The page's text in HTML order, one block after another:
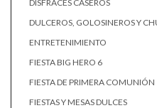
DISFRACES CASEROS
DULCEROS, GOLOSINEROS Y
ENTRETENIMIENTO
FIESTA BIG HERO 6
FIESTA DE PRIMERA COMUNIÓN
FIESTAS Y MESAS DULCES